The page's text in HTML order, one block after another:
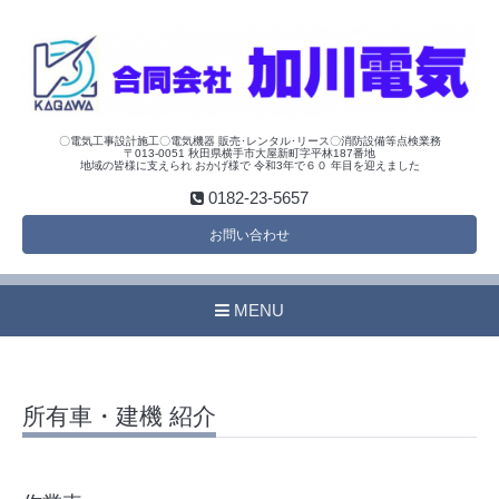
〇電気工事設計施工〇電気機器 販売･レンタル･リース〇消防設備等点検業務
〒013-0051 秋田県横手市大屋新町字平林187番地
地域の皆様に支えられ おかげ様で 令和3年で６０ 年目を迎えました
0182-23-5657
お問い合わせ
MENU
所有車・建機 紹介